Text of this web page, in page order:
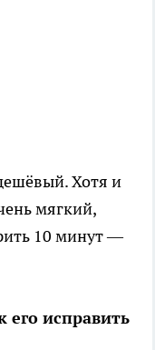
Хотя и
мягкий,
10 минут —
его исправить